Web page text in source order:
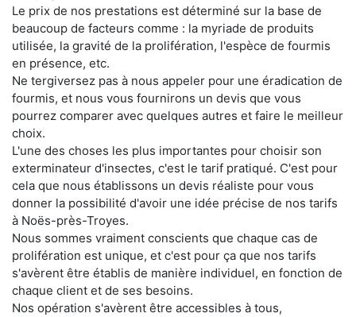
Le prix de nos prestations est déterminé sur la base de
beaucoup de facteurs comme : la myriade de produits
utilisée, la gravité de la prolifération, l'espèce de fourmis
en présence, etc.
Ne tergiversez pas à nous appeler pour une éradication de
fourmis, et nous vous fournirons un devis que vous
pourrez comparer avec quelques autres et faire le meilleur
choix.
L'une des choses les plus importantes pour choisir son
exterminateur d'insectes, c'est le tarif pratiqué. C'est pour
cela que nous établissons un devis réaliste pour vous
donner la possibilité d'avoir une idée précise de nos tarifs
à Noës-près-Troyes.
Nous sommes vraiment conscients que chaque cas de
prolifération est unique, et c'est pour ça que nos tarifs
s'avèrent être établis de manière individuel, en fonction de
chaque client et de ses besoins.
Nos opération s'avèrent être accessibles à tous,